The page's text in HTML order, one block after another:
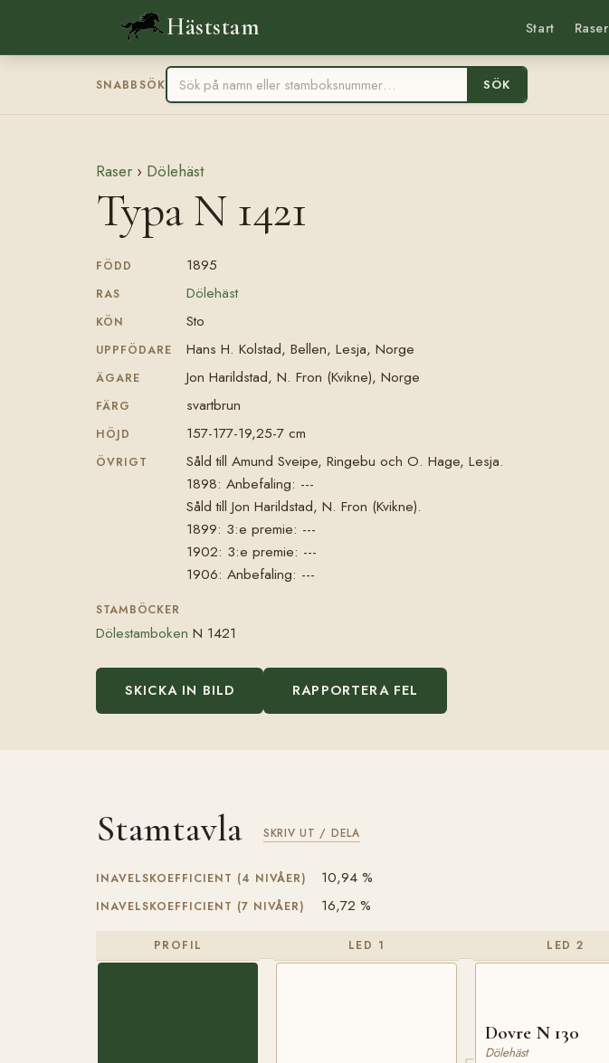
Häststam Start Raser
SNABBSÖK SÖK
Raser › Dölehäst
Typa N 1421
FÖDD 1895
RAS Dölehäst
KÖN Sto
UPPFÖDARE Hans H. Kolstad, Bellen, Lesja, Norge
ÄGARE Jon Harildstad, N. Fron (Kvikne), Norge
FÄRG svartbrun
HÖJD 157-177-19,25-7 cm
ÖVRIGT
Såld till Amund Sveipe, Ringebu och O. Hage, Lesja.
1898: Anbefaling: ---
Såld till Jon Harildstad, N. Fron (Kvikne).
1899: 3:e premie: ---
1902: 3:e premie: ---
1906: Anbefaling: ---
STAMBÖCKER
Dölestamboken N 1421
SKICKA IN BILD RAPPORTERA FEL
Stamtavla SKRIV UT / DELA
INAVELSKOEFFICIENT (4 NIVÅER) 10,94 %
INAVELSKOEFFICIENT (7 NIVÅER) 16,72 %
PROFIL LED 1 LED 2
Dovre N 130
Dölehäst